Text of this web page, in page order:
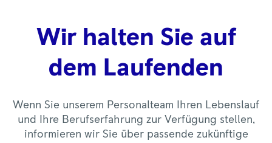
Wir halten Sie auf
dem Laufenden
Wenn Sie unserem Personalteam Ihren Lebenslauf
und Ihre Berufserfahrung zur Verfügung stellen,
informieren wir Sie über passende zukünftige